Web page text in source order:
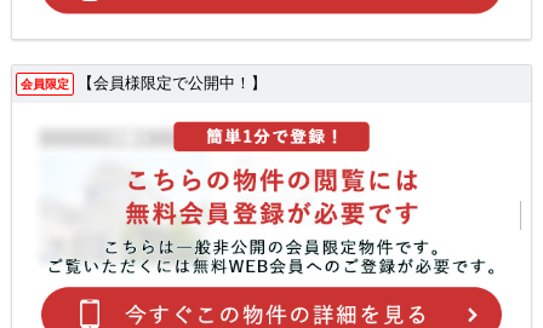
会員限定 【会員様限定で公開中！】